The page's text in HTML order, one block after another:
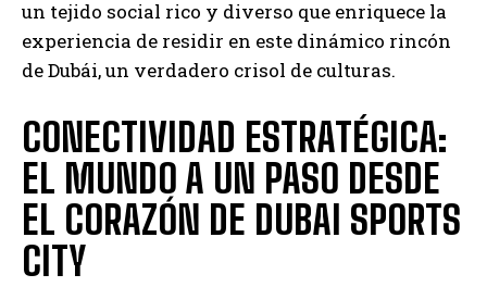
un tejido social rico y diverso que enriquece la
experiencia de residir en este dinámico rincón
de Dubái, un verdadero crisol de culturas.
CONECTIVIDAD ESTRATÉGICA:
EL MUNDO A UN PASO DESDE
EL CORAZÓN DE DUBAI SPORTS
CITY